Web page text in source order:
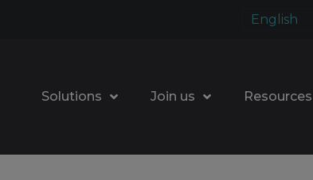
English
Solutions Join us Resources